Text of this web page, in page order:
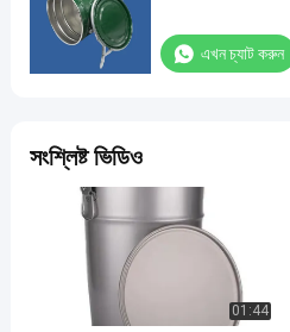
এখন চ্যাট করুন
সংশ্লিষ্ট ভিডিও
01:44